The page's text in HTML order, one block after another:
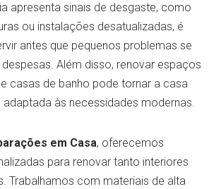
apresenta sinais de desgaste, como
ou instalações desatualizadas, é
antes que pequenos problemas se
Além disso, renovar espaços
casas de banho pode tornar a casa
adaptada às necessidades modernas.
em Casa, oferecemos
para renovar tanto interiores
Trabalhamos com materiais de alta